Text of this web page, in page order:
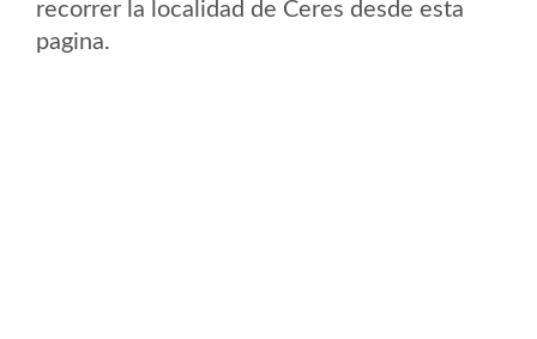
recorrer la localidad de Ceres desde esta
pagina.